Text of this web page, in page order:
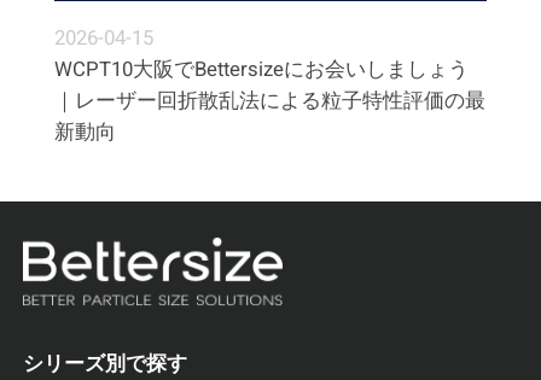
2026-04-15
WCPT10大阪でBettersizeにお会いしましょう
｜レーザー回折散乱法による粒子特性評価の最
新動向
シリーズ別で探す